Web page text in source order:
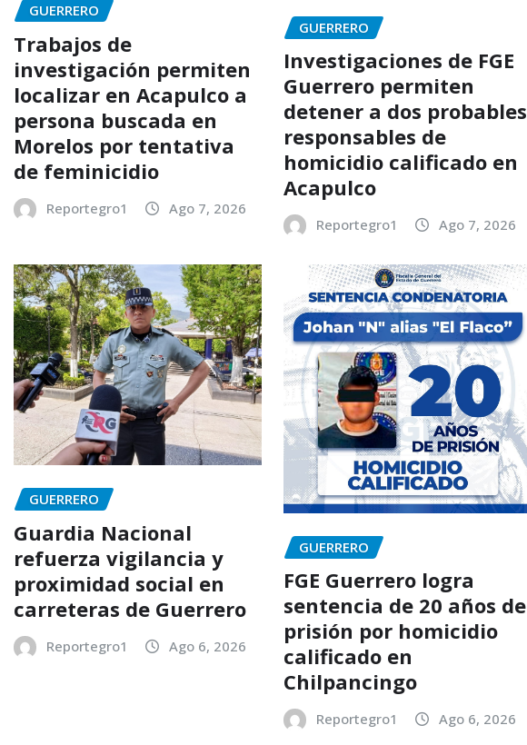
GUERRERO
Trabajos de
investigación permiten
localizar en Acapulco a
persona buscada en
Morelos por tentativa
de feminicidio
Reportegro1 Ago 7, 2026
GUERRERO
Investigaciones de FGE
Guerrero permiten
detener a dos probables
responsables de
homicidio calificado en
Acapulco
Reportegro1 Ago 7, 2026
GUERRERO
Guardia Nacional
refuerza vigilancia y
proximidad social en
carreteras de Guerrero
Reportegro1 Ago 6, 2026
GUERRERO
FGE Guerrero logra
sentencia de 20 años de
prisión por homicidio
calificado en
Chilpancingo
Reportegro1 Ago 6, 2026